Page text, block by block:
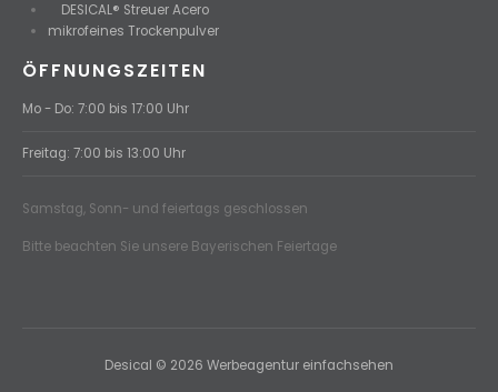
DESICAL® Streuer Acero
mikrofeines Trockenpulver
ÖFFNUNGSZEITEN
Mo - Do: 7:00 bis 17:00 Uhr
Freitag: 7:00 bis 13:00 Uhr
Samstag, Sonn- und feiertags geschlossen
Bitte beachten Sie unsere Bayerischen Feiertage
Desical © 2026 Werbeagentur einfachsehen